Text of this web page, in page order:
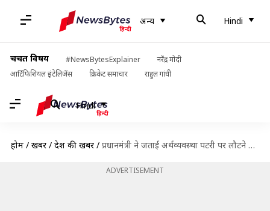
अन्य Hindi
चर्चित विषय #NewsBytesExplainer
नरेंद्र मोदी
आर्टिफिशियल इंटेलिजेंस
क्रिकेट समाचार राहुल गांधी
Hindi
होम / खबरें / देश की खबरें / प्रधानमंत्री ने जताई अर्थव्यवस्था पटरी पर लौटने की उम्मीद, कहा- मुझे भारतीयों की क्षमता पर भरोसा
ADVERTISEMENT